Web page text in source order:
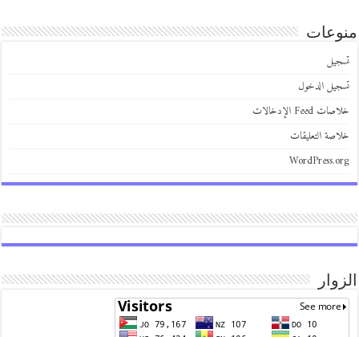
منوعات
تسجيل
تسجيل الدخول
خلاصات Feed الإدخالات
خلاصة التعليقات
WordPress.org
الزوار